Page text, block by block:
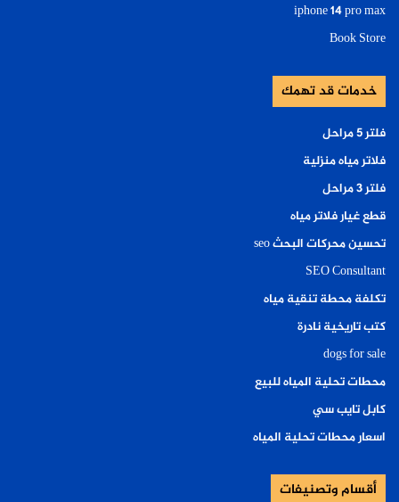
iphone 14 pro max
Book Store
خدمات قد تهمك
فلتر ٥ مراحل
فلاتر مياه منزلية
فلتر ٣ مراحل
قطع غيار فلاتر مياه
تحسين محركات البحث seo
SEO Consultant
تكلفة محطة تنقية مياه
كتب تاريخية نادرة
dogs for sale
محطات تحلية المياه للبيع
كابل تايب سي
اسعار محطات تحلية المياه
أقسام وتصنيفات